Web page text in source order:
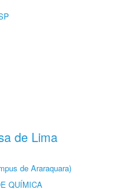
de Lima
de Araraquara)
QUÍMICA